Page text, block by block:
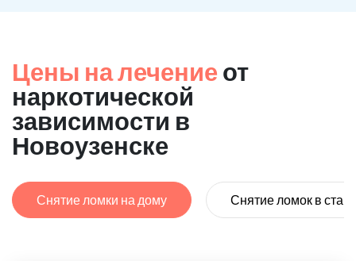
Цены на лечение от
наркотической
зависимости в
Новоузенске
Снятие ломки на дому Снятие ломок в